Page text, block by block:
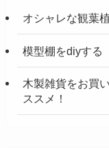
オシャレな観葉
模型棚をdiyする
木製雑貨をお買
ススメ！